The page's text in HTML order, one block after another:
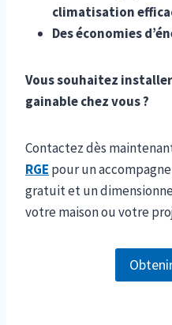
climatisation
Des économies
Vous souhaitez
gainable chez vous ?
Contactez dès
RGE pour un
gratuit et un
votre maison ou votre